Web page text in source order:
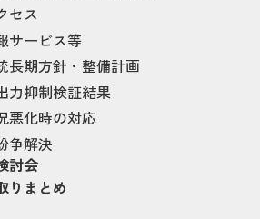
セス
サービス等
長期方針・整備計画
力抑制検証結果
悪化時の対応
争解決
討会
りまとめ